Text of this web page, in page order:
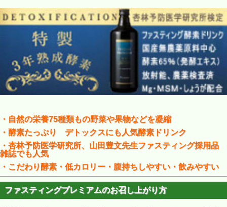
・自然の栄養75種類もの野菜や果物などを凝縮
・酵素たっぷり デトックスにも人気酵素ドリンク
・杏林予防医学研究所、山田豊文先生ファスティング採用品
雑誌でも人気
・こだわり酵素・低カロリー・腹持ちしやすい・飲みやすい
ファスティングプレミアムのお召し上がり方